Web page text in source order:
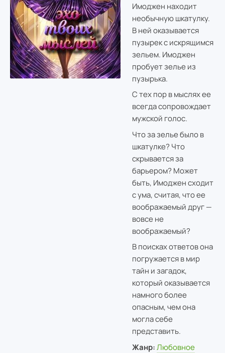
Имоджен находит
необычную шкатулку.
В ней оказывается
пузырек с искрящимся
зельем. Имоджен
пробует зелье из
пузырька.
С тех пор в мыслях ее
всегда сопровождает
мужской голос.
Что за зелье было в
шкатулке? Что
скрывается за
барьером? Может
быть, Имоджен сходит
с ума, считая, что ее
воображаемый друг —
вовсе не
воображаемый?
В поисках ответов она
погружается в мир
тайн и загадок,
который оказывается
намного более
опасным, чем она
могла себе
представить.
Жанр: Любовное